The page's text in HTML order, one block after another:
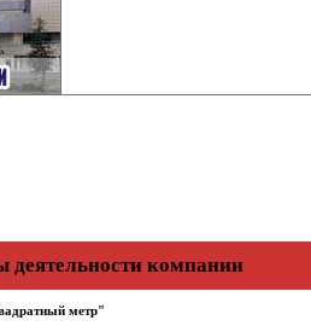
деятельности компании
метр"